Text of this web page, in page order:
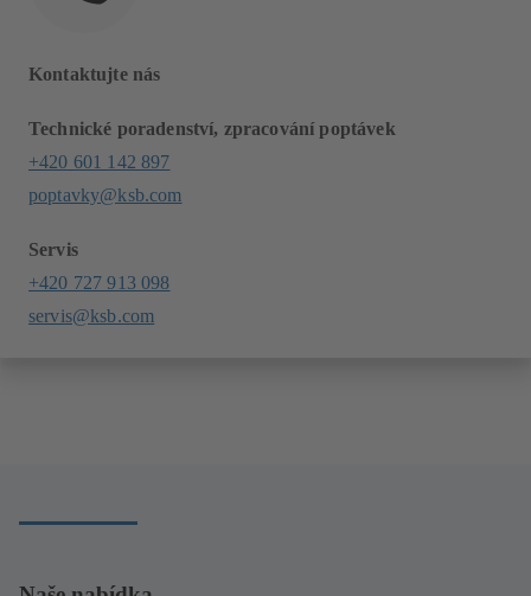
Kontaktujte nás
Technické poradenství, zpracování poptávek
+420 601 142 897
poptavky@ksb.com
Servis
+420 727 913 098
servis@ksb.com